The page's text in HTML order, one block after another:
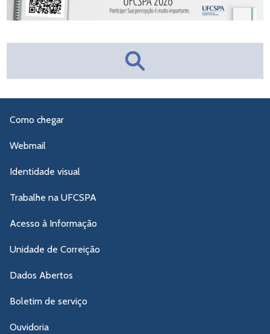
Como chegar
Webmail
Identidade visual
Trabalhe na UFCSPA
Acesso à Informação
Unidade de Correição
Dados Abertos
Boletim de serviço
Ouvidoria